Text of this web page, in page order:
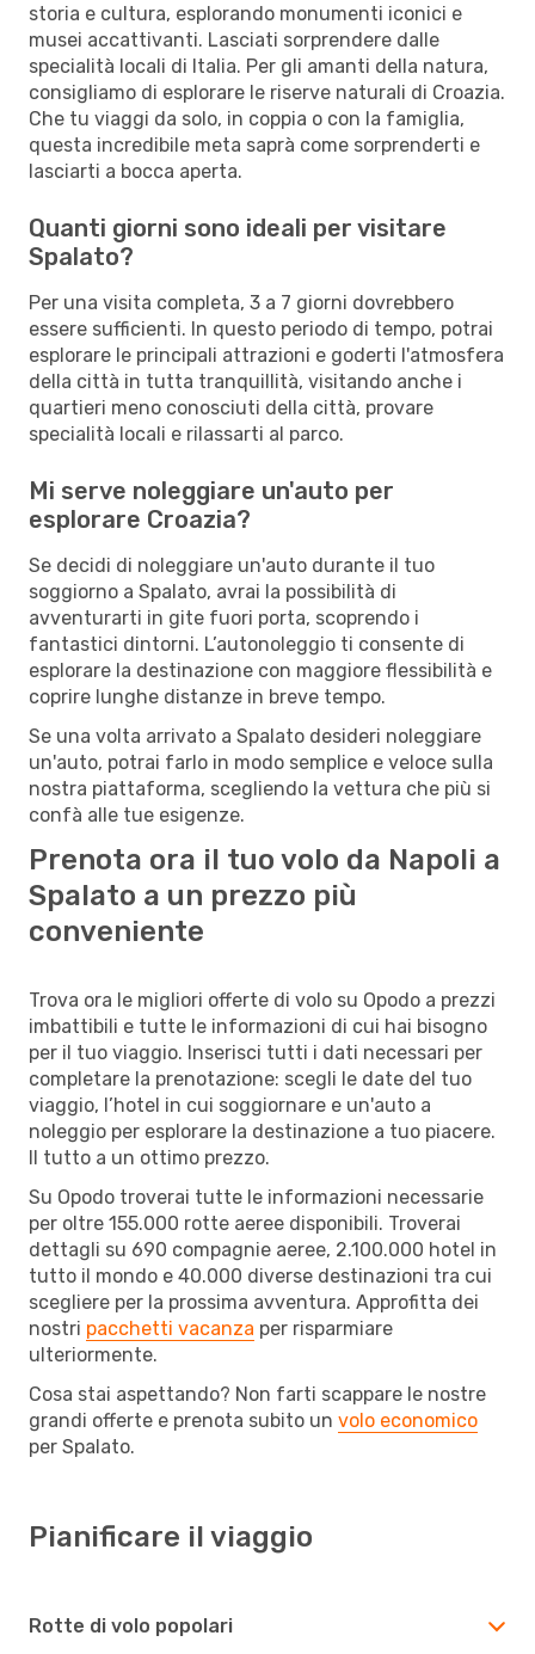
storia e cultura, esplorando monumenti iconici e
musei accattivanti. Lasciati sorprendere dalle
specialità locali di Italia. Per gli amanti della natura,
consigliamo di esplorare le riserve naturali di Croazia.
Che tu viaggi da solo, in coppia o con la famiglia,
questa incredibile meta saprà come sorprenderti e
lasciarti a bocca aperta.
Quanti giorni sono ideali per visitare
Spalato?
Per una visita completa, 3 a 7 giorni dovrebbero
essere sufficienti. In questo periodo di tempo, potrai
esplorare le principali attrazioni e goderti l'atmosfera
della città in tutta tranquillità, visitando anche i
quartieri meno conosciuti della città, provare
specialità locali e rilassarti al parco.
Mi serve noleggiare un'auto per
esplorare Croazia?
Se decidi di noleggiare un'auto durante il tuo
soggiorno a Spalato, avrai la possibilità di
avventurarti in gite fuori porta, scoprendo i
fantastici dintorni. L’autonoleggio ti consente di
esplorare la destinazione con maggiore flessibilità e
coprire lunghe distanze in breve tempo.
Se una volta arrivato a Spalato desideri noleggiare
un'auto, potrai farlo in modo semplice e veloce sulla
nostra piattaforma, scegliendo la vettura che più si
confà alle tue esigenze.
Prenota ora il tuo volo da Napoli a
Spalato a un prezzo più
conveniente
Trova ora le migliori offerte di volo su Opodo a prezzi
imbattibili e tutte le informazioni di cui hai bisogno
per il tuo viaggio. Inserisci tutti i dati necessari per
completare la prenotazione: scegli le date del tuo
viaggio, l’hotel in cui soggiornare e un'auto a
noleggio per esplorare la destinazione a tuo piacere.
Il tutto a un ottimo prezzo.
Su Opodo troverai tutte le informazioni necessarie
per oltre 155.000 rotte aeree disponibili. Troverai
dettagli su 690 compagnie aeree, 2.100.000 hotel in
tutto il mondo e 40.000 diverse destinazioni tra cui
scegliere per la prossima avventura. Approfitta dei
nostri pacchetti vacanza per risparmiare
ulteriormente.
Cosa stai aspettando? Non farti scappare le nostre
grandi offerte e prenota subito un volo economico
per Spalato.
Pianificare il viaggio
Rotte di volo popolari